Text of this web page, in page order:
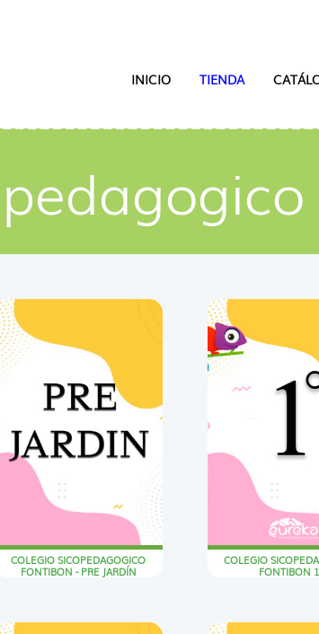
INICIO TIENDA
COLEGIO SICOPEDAGOGICO
FONTIBON - PRE JARDÍN
COLEGIO
FONTIBON